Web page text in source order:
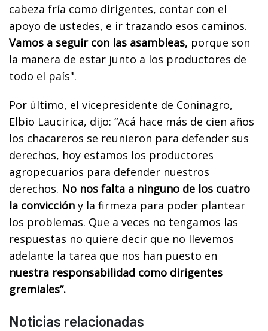
cabeza fría como dirigentes, contar con el
apoyo de ustedes, e ir trazando esos caminos.
Vamos a seguir con las asambleas, porque son
la manera de estar junto a los productores de
todo el país".
Por último, el vicepresidente de Coninagro,
Elbio Laucirica, dijo: “Acá hace más de cien años
los chacareros se reunieron para defender sus
derechos, hoy estamos los productores
agropecuarios para defender nuestros
derechos. No nos falta a ninguno de los cuatro
la convicción y la firmeza para poder plantear
los problemas. Que a veces no tengamos las
respuestas no quiere decir que no llevemos
adelante la tarea que nos han puesto en
nuestra responsabilidad como dirigentes
gremiales”.
Noticias relacionadas